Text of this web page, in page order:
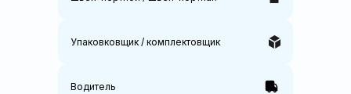
Упаковковщик / комплектовщик
Водитель